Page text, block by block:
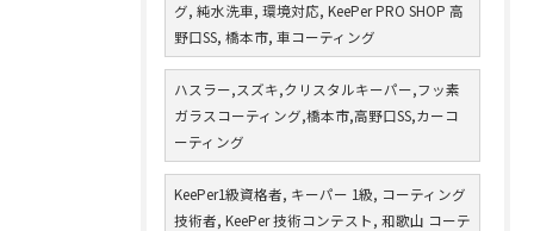
グ, 純水洗車, 環境対応, KeePer PRO SHOP 高
野口SS, 橋本市, 車コーティング
ハスラー,スズキ,クリスタルキーパー,フッ素
ガラスコーティング,橋本市,高野口SS,カーコ
ーティング
KeePer1級資格者, キーパー 1級, コーティング
技術者, KeePer 技術コンテスト, 和歌山 コーテ